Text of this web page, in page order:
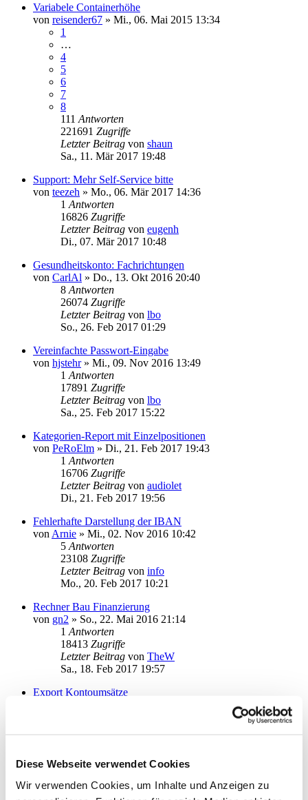
Diese Webseite verwendet Cookies
Wir verwenden Cookies, um Inhalte und Anzeigen zu
Variabele Containerhöhe
von reisender67 » Mi., 06. Mai 2015 13:34
1
…
4
5
6
7
8
111 Antworten
221691 Zugriffe
Letzter Beitrag von shaun
Sa., 11. Mär 2017 19:48
Support: Mehr Self-Service bitte
von teezeh » Mo., 06. Mär 2017 14:36
1 Antworten
16826 Zugriffe
Letzter Beitrag von eugenh
Di., 07. Mär 2017 10:48
Gesundheitskonto: Fachrichtungen
von CarlAl » Do., 13. Okt 2016 20:40
8 Antworten
26074 Zugriffe
Letzter Beitrag von lbo
So., 26. Feb 2017 01:29
Vereinfachte Passwort-Eingabe
von hjstehr» Mi., 09. Nov 2016 13:49
1 Antworten
17891 Zugriffe
Letzter Beitrag von lbo
Sa., 25. Feb 2017 15:22
Kategorien-Report mit Einzelpositionen
von PeRoElm » Di., 21. Feb 2017 19:43
1 Antworten
16706 Zugriffe
Letzter Beitrag von audiolet
Di., 21. Feb 2017 19:56
Fehlerhafte Darstellung der IBAN
von Arnie » Mi., 02. Nov 2016 10:42
5 Antworten
23108 Zugriffe
Letzter Beitrag von info
Mo., 20. Feb 2017 10:21
Rechner Bau Finanzierung
von gn2 » So., 22. Mai 2016 21:14
1 Antworten
18413 Zugriffe
Letzter Beitrag von TheW
Sa., 18. Feb 2017 19:57
Export Kontoumsätze
vonBingo100»So., 12. Feb 2017 21:41